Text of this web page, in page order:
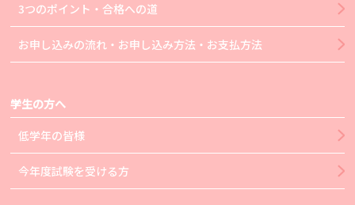
3つのポイント・合格への道
お申し込みの流れ・お申し込み方法・お支払方法
学生の方へ
低学年の皆様
今年度試験を受ける方